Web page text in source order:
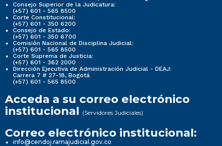
Consejo Superior de la Judicatura:
(+57) 601 - 565 8500
Corte Constitucional:
(+57) 601 - 350 6200
Consejo de Estado:
(+57) 601 - 350 6700
Comisión Nacional de Disciplina Judicial:
(+57) 601 - 565 8500
Corte Suprema de Justicia:
(+57) 601 - 362 2000
Dirección Ejecutiva de Administración Judicial - DEAJ:
Carrera 7 # 27-18, Bogotá
(+57) 601 - 565 8500
Acceda a su correo electrónico
institucional (Servidores Judiciales)
Correo electrónico institucional:
info@cendoj.ramajudicial.gov.co